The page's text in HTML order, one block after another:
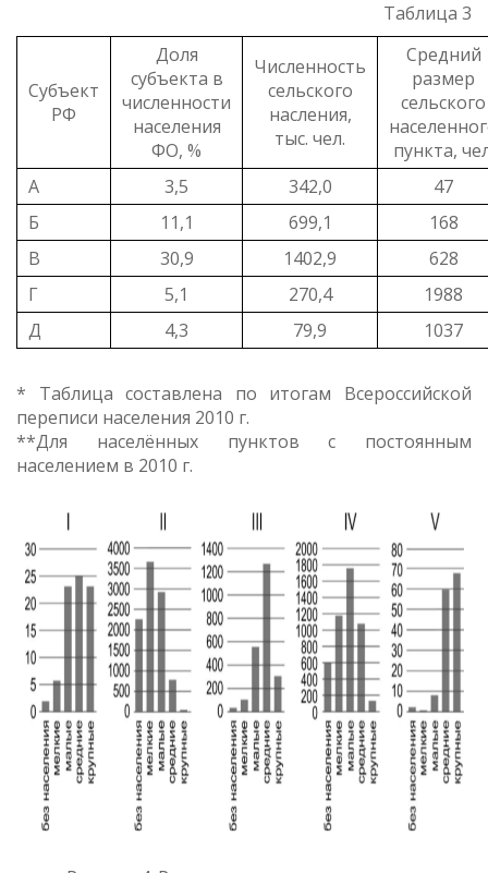
Таблица 3
Субъект
РФ
Доля
субъекта в
численности
населения
ФО, %
Численность
сельского
насления,
тыс. чел.
Средний
размер
сельского
пункта,
А
3,5 342,0
47
Б
11,1 699,1
168
В
30,9 1402,9
628
Г
5,1 270,4
1988
Д
4,3 79,9 1037
* Таблица составлена по итогам Всероссийской
переписи населения 2010 г.
**Для населённых пунктов с постоянным
населением в 2010 г.